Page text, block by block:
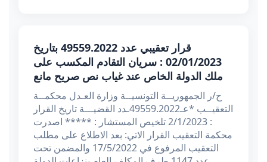
قرار تعقيبي عدد 49559.2022 بتاريخ
02/01/2023 : سريان التقادم المكسب على
ملك الدولة الخاص عند غياب نص صريح مانع
ح/ر الجمهوريــة التونسيــة وزارة العـدل محكمــة
التعقيــب *عـ49559.2022ـدد القضيـــة تاريخ القرار
: 2/1/2023 تلخيص المستشار : ***** اصدرت
محكمة التعقيب القرار الاتي: بعد الاطلاع على مطلب
التعقيب المرفوع في 17/5/2022 والمضمن تحت